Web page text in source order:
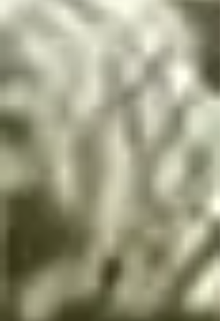
este infierno, deberás
seguir estas palabras,
escritas por el
arcángel Lucifer, única
manera de resolver las
paradojas infernales
de la oscuridad
Cambio de dualidad
Si bien es bien y mal
es mal no hay cambio
Si bien es mal y mal